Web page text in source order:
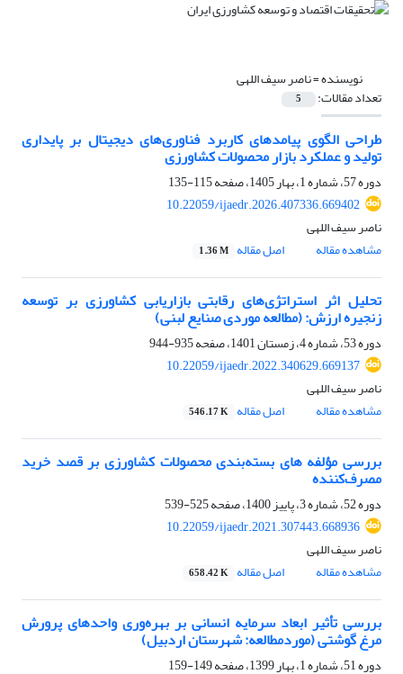
نویسنده =ناصر سیف اللهی
تعداد مقالات: 5
طراحی الگوی پیامدهای کاربرد فناوری‌های دیجیتال بر پایداری
تولید و عملکرد بازار محصولات کشاورزی
دوره 57، شماره 1، بهار 1405، صفحه
115-135
10.22059/ijaedr.2026.407336.669402
ناصر سیف اللهی
مشاهده مقاله
اصل مقاله 1.36 M
تحلیل اثر استراتژی‌های رقابتی بازاریابی کشاورزی بر توسعه
زنجیره ارزش: (مطالعه موردی صنایع لبنی)
دوره 53، شماره 4، زمستان 1401، صفحه
935-944
10.22059/ijaedr.2022.340629.669137
ناصر سیف اللهی
مشاهده مقاله
اصل مقاله 546.17 K
بررسی مؤلفه های بسته‌بندی محصولات کشاورزی بر قصد خرید
مصرف‌کننده
دوره 52، شماره 3، پاییز 1400، صفحه
525-539
10.22059/ijaedr.2021.307443.668936
ناصر سیف اللهی
مشاهده مقاله
اصل مقاله 658.42 K
بررسی تأثیر ابعاد سرمایه انسانی بر بهره‌وری واحدهای پرورش
مرغ گوشتی (موردمطالعه: شهرستان اردبیل)
دوره 51، شماره 1، بهار 1399، صفحه
149-159